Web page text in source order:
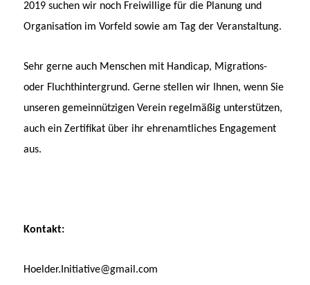
2019 suchen wir noch Freiwillige für die Planung und
Organisation im Vorfeld sowie am Tag der Veranstaltung.
Sehr gerne auch Menschen mit Handicap, Migrations-
oder Fluchthintergrund. Gerne stellen wir Ihnen, wenn Sie
unseren gemeinnützigen Verein regelmäßig unterstützen,
auch ein Zertifikat über ihr ehrenamtliches Engagement
aus.
Kontakt:
Hoelder.Initiative@gmail.com